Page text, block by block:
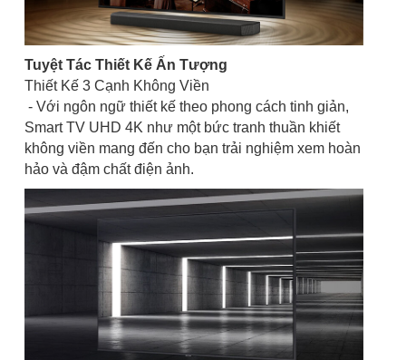
Tuyệt Tác Thiết Kế Ấn Tượng
Thiết Kế 3 Cạnh Không Viền
- Với ngôn ngữ thiết kế theo phong cách tinh giản,
Smart TV UHD 4K như một bức tranh thuần khiết
không viền mang đến cho bạn trải nghiệm xem hoàn
hảo và đậm chất điện ảnh.